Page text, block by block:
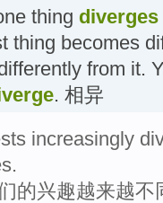
thing diverges
thing becomes
from it.
. 相异
increasingly
的兴趣越来越不